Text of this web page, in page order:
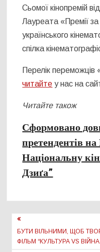
Сьомої кінопремій
Лауреата «Премії
українського
спілка
Перелік
читайте у нас на
Читайте також
Сформовано
претендентів
Національну
Дзиґа”
Навігація
записів
БУТИ ВІЛЬНИМИ, ЩОБ
ФІЛЬМ “КУЛЬТУРА VS